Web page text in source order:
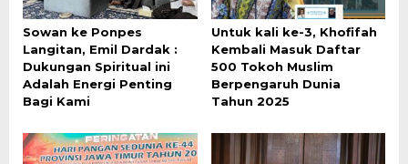
Sowan ke Ponpes
Langitan, Emil Dardak :
Dukungan Spiritual ini
Adalah Energi Penting
Bagi Kami
Untuk kali ke-3, Khofifah
Kembali Masuk Daftar
500 Tokoh Muslim
Berpengaruh Dunia
Tahun 2025